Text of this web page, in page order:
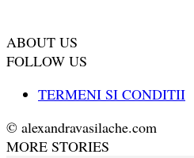
ABOUT US
FOLLOW US
TERMENI SI CONDITII
© alexandravasilache.com
MORE STORIES